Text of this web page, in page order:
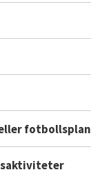
fotbollsplan